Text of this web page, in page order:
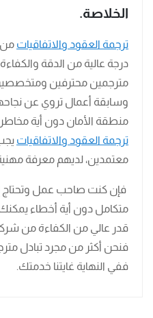
الخلاصة.
ترجمة العقود والاتفاقيات من
درجة عالية من الدقة
مترجمين محترفين
وسابقة أعمال تروي عن
منطقة الأمان دون أية
ترجمة العقود والاتفاقيات
معتمدين، لديهم معرفة مهنية
فإن كنت صاحب عمل وتحتاج
متكامل دون أية أخطاء
قدر عالي من الكفاءة من
فنحن أكثر من مجرد تبادل
ففي النهاية غايتنا خدمتك.